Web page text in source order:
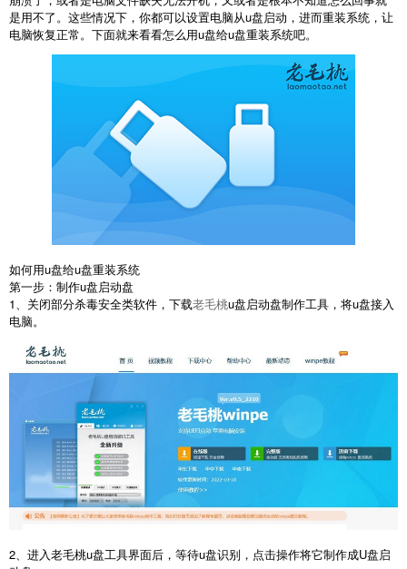
是用不了。这些情况下，你都可以设置电脑从u盘启动，进而重装系统，让
电脑恢复正常。下面就来看看怎么用u盘给u盘重装系统吧。
如何用u盘给u盘重装系统
第一步：制作u盘启动盘
1、关闭部分杀毒安全类软件，下载老毛桃u盘启动盘制作工具，将u盘接入
电脑。
2、进入老毛桃u盘工具界面后，等待u盘识别，点击操作将它制作成U盘启